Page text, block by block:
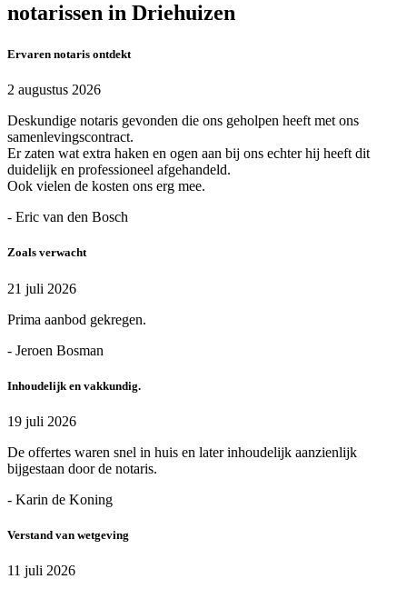
notarissen in Driehuizen
Ervaren notaris ontdekt
2 augustus 2026
Deskundige notaris gevonden die ons geholpen heeft met ons
samenlevingscontract.
Er zaten wat extra haken en ogen aan bij ons echter hij heeft dit
duidelijk en professioneel afgehandeld.
Ook vielen de kosten ons erg mee.
- Eric van den Bosch
Zoals verwacht
21 juli 2026
Prima aanbod gekregen.
- Jeroen Bosman
Inhoudelijk en vakkundig.
19 juli 2026
De offertes waren snel in huis en later inhoudelijk aanzienlijk
bijgestaan door de notaris.
- Karin de Koning
Verstand van wetgeving
11 juli 2026